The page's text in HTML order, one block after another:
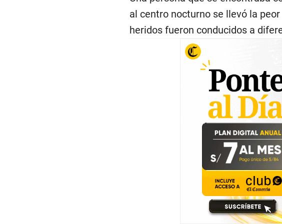
al centro nocturno se llevó la
heridos fueron conducidos a